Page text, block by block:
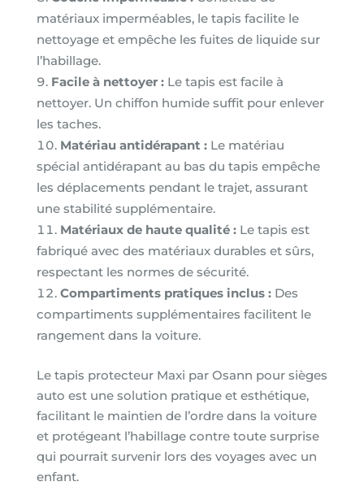
matériaux imperméables, le tapis facilite le
nettoyage et empêche les fuites de liquide sur
l’habillage.
Facile à nettoyer :Le tapis est facile à
nettoyer. Un chiffon humide suffit pour enlever
les taches.
Matériau antidérapant :Le matériau
spécial antidérapant au bas du tapis empêche
les déplacements pendant le trajet, assurant
une stabilité supplémentaire.
Matériaux de haute qualité :Le tapis est
fabriqué avec des matériaux durables et sûrs,
respectant les normes de sécurité.
Compartiments pratiques inclus :Des
compartiments supplémentaires facilitent le
rangement dans la voiture.
Le tapis protecteur Maxi par Osann pour sièges
auto est une solution pratique et esthétique,
facilitant le maintien de l’ordre dans la voiture
et protégeant l’habillage contre toute surprise
qui pourrait survenir lors des voyages avec un
enfant.